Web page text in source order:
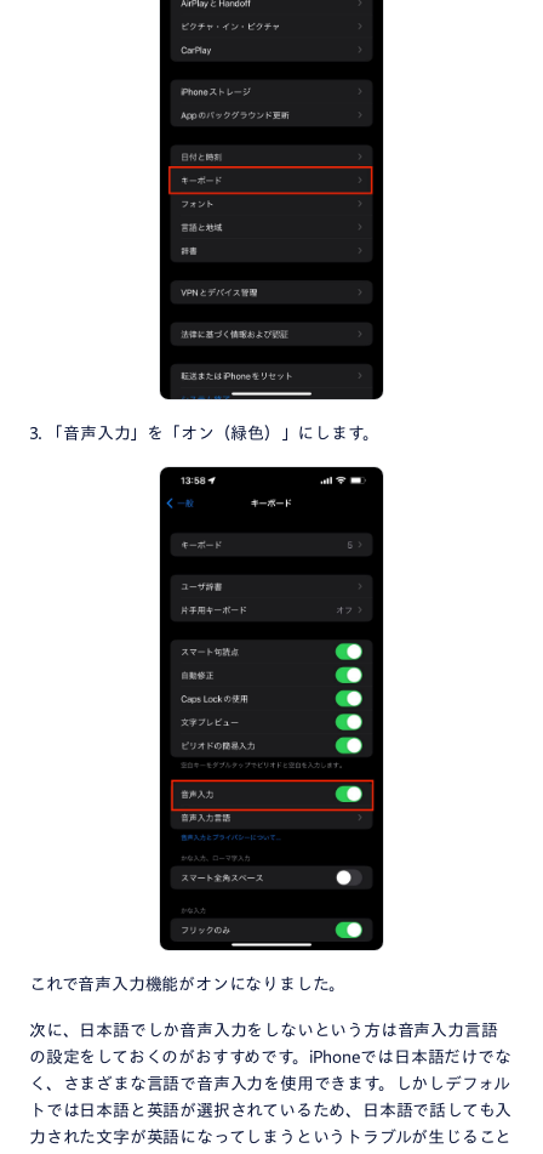
3. 「音声入力」を「オン（緑色）」にします。
これで音声入力機能がオンになりました。
次に、日本語でしか音声入力をしないという方は音声入力言語
の設定をしておくのがおすすめです。iPhoneでは日本語だけでな
く、さまざまな言語で音声入力を使用できます。しかしデフォル
トでは日本語と英語が選択されているため、日本語で話しても入
力された文字が英語になってしまうというトラブルが生じること